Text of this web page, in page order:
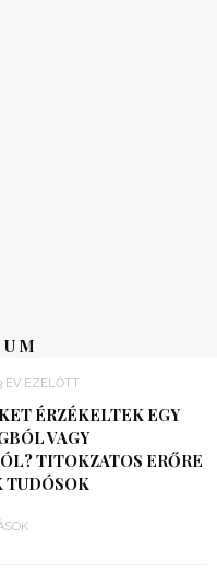
ÉV EZELŐTT
ÉRZÉKELTEK EGY
VAGY
TITOKZATOS ERŐRE
TUDÓSOK